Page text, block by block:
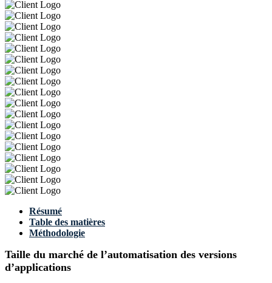
Résumé
Table des matières
Méthodologie
Taille du marché de l’automatisation des versions
d’applications